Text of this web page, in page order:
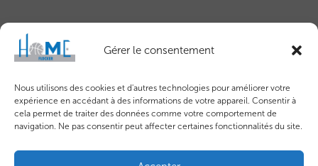
Gérer le consentement
Nous utilisons des cookies et d'autres technologies pour améliorer votre
expérience en accédant à des informations de votre appareil. Consentir à
cela permet de traiter des données comme votre comportement de
navigation. Ne pas consentir peut affecter certaines fonctionnalités du site.